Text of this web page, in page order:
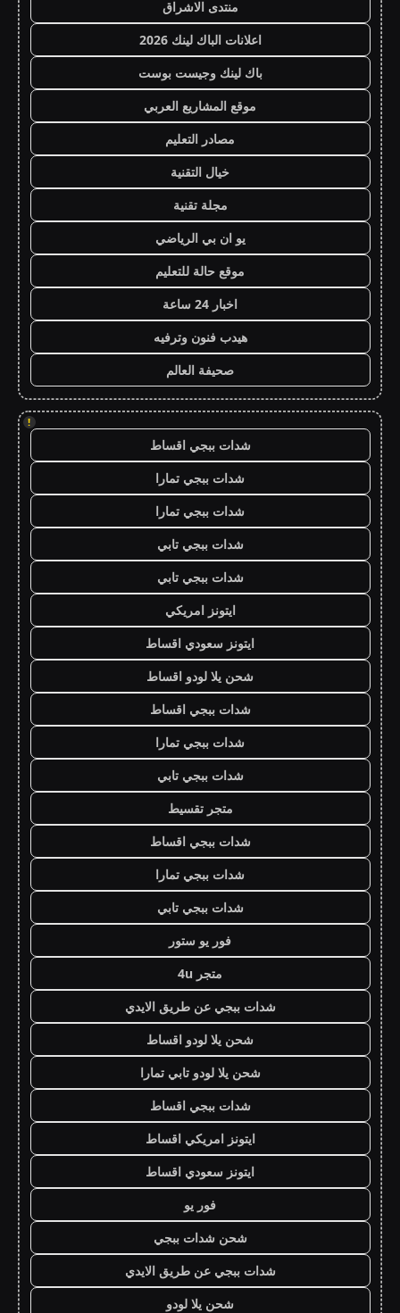
منتدى الاشراق
اعلانات الباك لينك 2026
باك لينك وجيست بوست
موقع المشاريع العربي
مصادر التعليم
خيال التقنية
مجلة تقنية
يو ان بي الرياضي
موقع حالة للتعليم
اخبار 24 ساعة
هيدب فنون وترفيه
صحيفة العالم
!
شدات ببجي اقساط
شدات ببجي تمارا
شدات ببجي تمارا
شدات ببجي تابي
شدات ببجي تابي
ايتونز امريكي
ايتونز سعودي اقساط
شحن يلا لودو اقساط
شدات ببجي اقساط
شدات ببجي تمارا
شدات ببجي تابي
متجر تقسيط
شدات ببجي اقساط
شدات ببجي تمارا
شدات ببجي تابي
فور يو ستور
متجر 4u
شدات ببجي عن طريق الايدي
شحن يلا لودو اقساط
شحن يلا لودو تابي تمارا
شدات ببجي اقساط
ايتونز امريكي اقساط
ايتونز سعودي اقساط
فور يو
شحن شدات ببجي
شدات ببجي عن طريق الايدي
شحن يلا لودو